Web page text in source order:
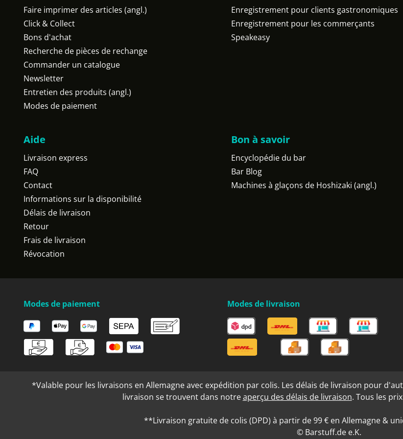
Faire imprimer des articles (angl.)
Click & Collect
Bons d'achat
Recherche de pièces de rechange
Commander un catalogue
Newsletter
Entretien des produits (angl.)
Modes de paiement
Enregistrement pour clients gastronomiques
Enregistrement pour les commerçants
Speakeasy
Aide
Livraison express
FAQ
Contact
Informations sur la disponibilité
Délais de livraison
Retour
Frais de livraison
Révocation
Bon à savoir
Encyclopédie du bar
Bar Blog
Machines à glaçons de Hoshizaki (angl.)
Modes de paiement Modes de livraison
*Valable pour les livraisons en Allemagne avec expédition par colis. Les délais de livraison pour
livraison se trouvent dans notreaperçu des délais de livraison. Tous les
**Livraison gratuite de colis (DPD) à partir de 99 € en Allemagne &
© Barstuff.de e.K.